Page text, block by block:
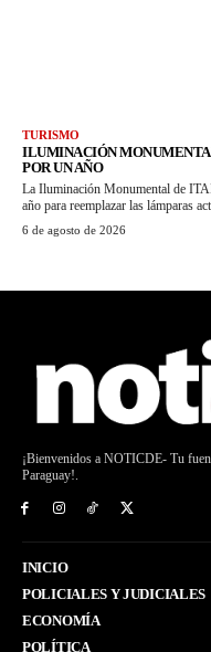
TURISMO
ILUMINACIÓN
POR UN AÑO
La Iluminación Monumental de
año para reemplazar las lámparas
6 de agosto de 2026
¡Bienvenidos a NOTICDE- Tu
Paraguay!.
INICIO
POLICIALES Y JUDICIALES
ECONOMÍA
POLÍTICA